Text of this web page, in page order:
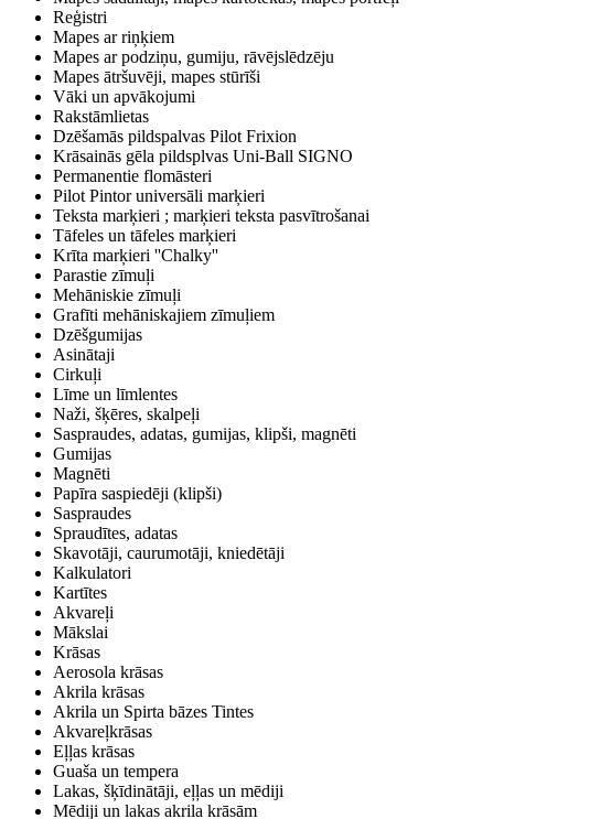
Reģistri
Mapes ar riņķiem
Mapes ar podziņu, gumiju, rāvējslēdzēju
Mapes ātršuvēji, mapes stūrīši
Vāki un apvākojumi
Rakstāmlietas
Dzēšamās pildspalvas Pilot Frixion
Krāsainās gēla pildsplvas Uni-Ball SIGNO
Permanentie flomāsteri
Pilot Pintor universāli marķieri
Teksta marķieri ; marķieri teksta pasvītrošanai
Tāfeles un tāfeles marķieri
Krīta marķieri ''Chalky''
Parastie zīmuļi
Mehāniskie zīmuļi
Grafīti mehāniskajiem zīmuļiem
Dzēšgumijas
Asinātaji
Cirkuļi
Līme un līmlentes
Naži, šķēres, skalpeļi
Saspraudes, adatas, gumijas, klipši, magnēti
Gumijas
Magnēti
Papīra saspiedēji (klipši)
Saspraudes
Spraudītes, adatas
Skavotāji, caurumotāji, kniedētāji
Kalkulatori
Kartītes
Akvareļi
Mākslai
Krāsas
Aerosola krāsas
Akrila krāsas
Akrila un Spirta bāzes Tintes
Akvareļkrāsas
Eļļas krāsas
Guaša un tempera
Lakas, šķīdinātāji, eļļas un mēdiji
Mēdiji un lakas akrila krāsām